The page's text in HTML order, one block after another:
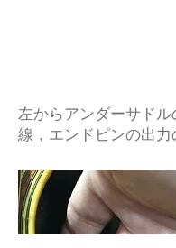
左からアンダーサド
線，エンドピンの出力